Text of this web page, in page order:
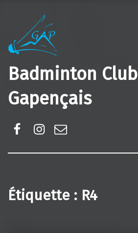
Badminton Club
Gapençais
Étiquette : R4